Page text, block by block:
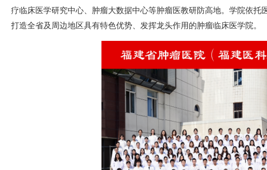
疗临床医学研究中心、肿瘤大数据中心等肿瘤医教研防高地。学院依托
打造全省及周边地区具有特色优势、发挥龙头作用的肿瘤临床医学院。